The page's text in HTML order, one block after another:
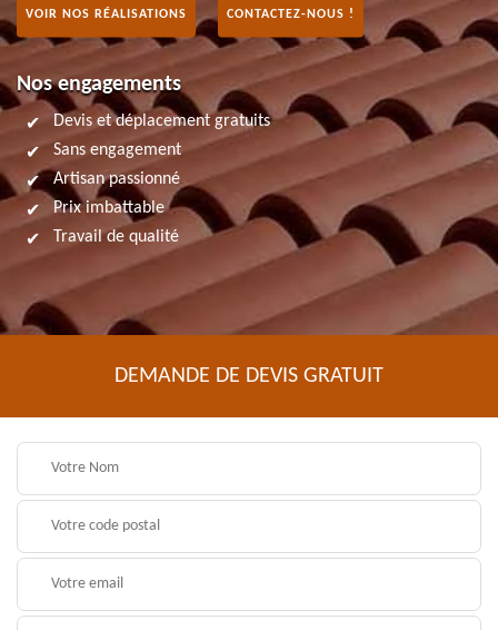
VOIR NOS RÉALISATIONS CONTACTEZ-NOUS !
Nos engagements
Devis et déplacement gratuits
Sans engagement
Artisan passionné
Prix imbattable
Travail de qualité
DEMANDE DE DEVIS GRATUIT